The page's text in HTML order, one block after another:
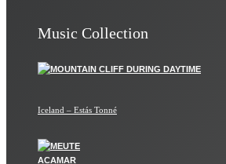
Music Collection
Iceland – Estás Tonné